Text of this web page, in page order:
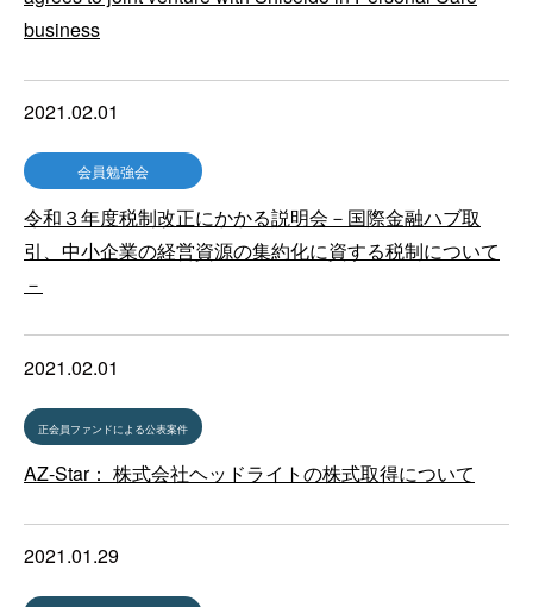
business
2021.02.01
会員勉強会
令和３年度税制改正にかかる説明会－国際金融ハブ取
引、中小企業の経営資源の集約化に資する税制について
－
2021.02.01
正会員ファンドによる公表案件
AZ-Star： 株式会社ヘッドライトの株式取得について
2021.01.29